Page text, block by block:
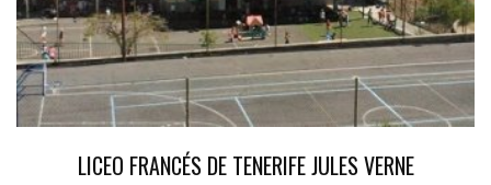
LICEO FRANCÉS DE TENERIFE JULES VERNE